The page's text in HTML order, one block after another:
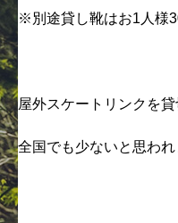
※別途貸し靴はお1人様
屋外スケートリンクを
全国でも少ないと思われ